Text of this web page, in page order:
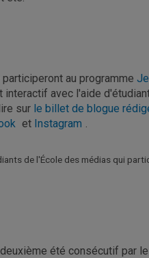
au programme
interactif avec l'aide
sur le billet de blogue
et Instagram .
de l'École des médias qui
été consécutif par